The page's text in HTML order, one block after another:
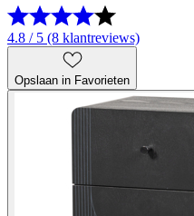
4.8 / 5 (8 klantreviews)
Opslaan in Favorieten